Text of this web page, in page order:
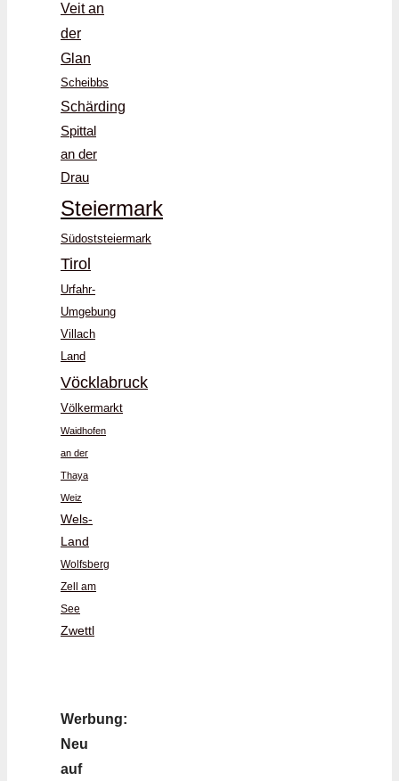
Veit an
der
Glan
Scheibbs
Schärding
Spittal
an der
Drau
Steiermark
Südoststeiermark
Tirol
Urfahr-
Umgebung
Villach
Land
Vöcklabruck
Völkermarkt
Waidhofen
an der
Thaya
Weiz
Wels-
Land
Wolfsberg
Zell am
See
Zwettl
Werbung:
Neu
auf